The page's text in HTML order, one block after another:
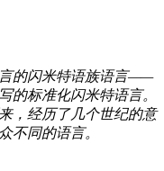
的闪米特语族语言——
的标准化闪米特语言。
，经历了几个世纪的意
不同的语言。